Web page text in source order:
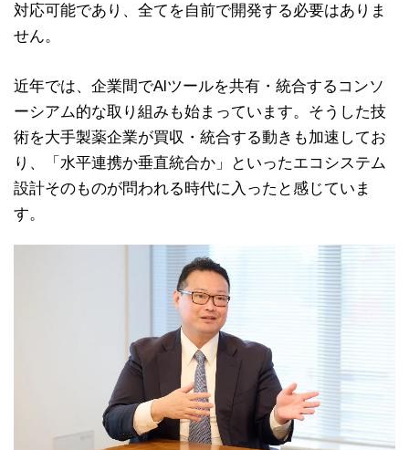
対応可能であり、全てを自前で開発する必要はありま
せん。
近年では、企業間でAIツールを共有・統合するコンソ
ーシアム的な取り組みも始まっています。そうした技
術を大手製薬企業が買収・統合する動きも加速してお
り、「水平連携か垂直統合か」といったエコシステム
設計そのものが問われる時代に入ったと感じていま
す。